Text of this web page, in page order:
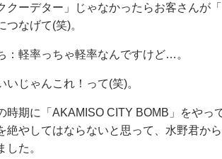
クーデター」じゃなかったらお客さんが
つなげて(笑)。
：軽率っちゃ軽率なんですけど…。
いじゃんこれ！って(笑)。
時期に「AKAMISO CITY BOMB」をやっ
絶やしてはならないと思って、水野君か
した。